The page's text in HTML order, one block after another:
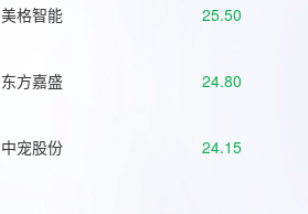
美格智能 25.50
东方嘉盛 24.80
中宠股份 24.15